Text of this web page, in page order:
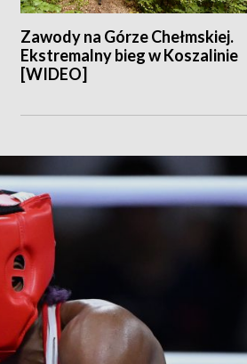
Zawody na Górze Chełmskiej.
Ekstremalny bieg w Koszalinie
[WIDEO]